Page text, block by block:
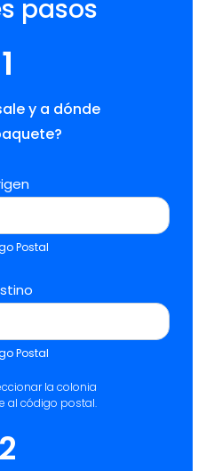
pasos
1
y a dónde
Postal
Postal
la colonia
al código postal.
2